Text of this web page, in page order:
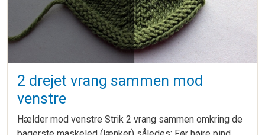
2 drejet vrang sammen mod
venstre
Hælder mod venstre Strik 2 vrang sammen omkring de